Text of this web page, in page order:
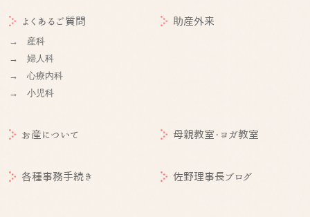
よくあるご質問
→ 産科
→ 婦人科
→ 心療内科
→ 小児科
助産外来
お産について 母親教室・ヨガ教室
各種事務手続き 佐野理事長ブログ